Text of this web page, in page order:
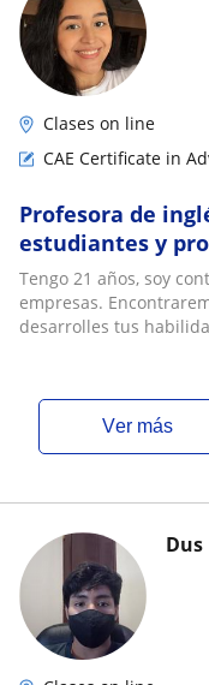
Clases on line
CAE Certificate in
Profesora de
estudiantes y
fluidez y
Tengo 21 años, soy
empresas.
desarrolles tus
ver más
Dus